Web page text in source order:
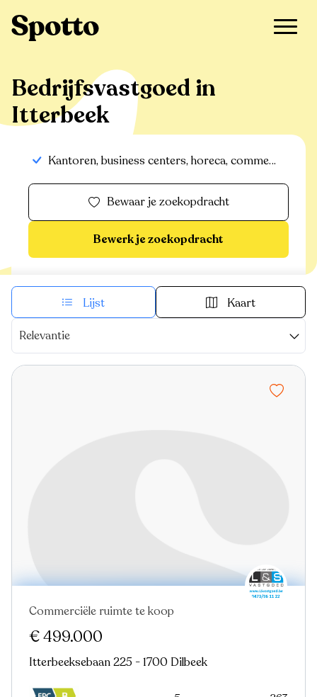
Bedrijfsvastgoed in
Itterbeek
Kantoren, business centers, horeca, commerciële panden, handelspanden, bedrijfsvastgoed, industrieel-magazijn-logistiek, commerciele gronden
Bewaar je zoekopdracht
Bewerk je zoekopdracht
Lijst Kaart
Relevantie
Commerciële ruimte te koop
€ 499.000
Itterbeeksebaan 225 - 1700 Dilbeek